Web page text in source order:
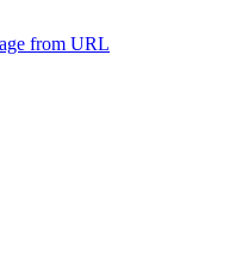
from URL